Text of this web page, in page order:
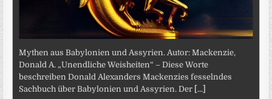
Mythen aus Babylonien und Assyrien. Autor: Mackenzie,
Donald A. „Unendliche Weisheiten“ – Diese Worte
beschreiben Donald Alexanders Mackenzies fesselndes
Sachbuch über Babylonien und Assyrien. Der [...]